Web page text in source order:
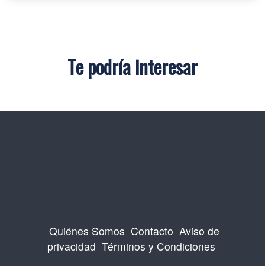
Te podría interesar
Quiénes Somos Contacto Aviso de
privacidad Términos y Condiciones